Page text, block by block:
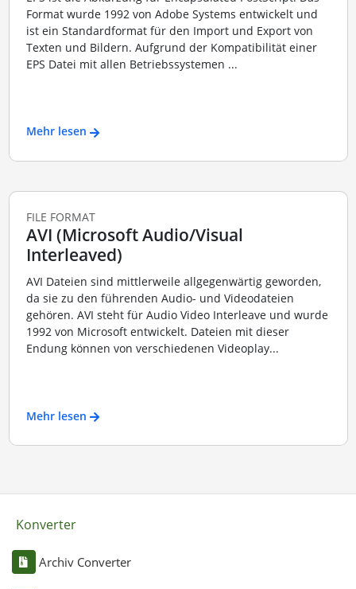
Format wurde 1992 von Adobe Systems entwickelt und
ist ein Standardformat für den Import und Export von
Texten und Bildern. Aufgrund der Kompatibilität einer
EPS Datei mit allen Betriebssystemen ...
Mehr lesen
FILE FORMAT
AVI (Microsoft Audio/Visual
Interleaved)
AVI Dateien sind mittlerweile allgegenwärtig geworden,
da sie zu den führenden Audio- und Videodateien
gehören. AVI steht für Audio Video Interleave und wurde
1992 von Microsoft entwickelt. Dateien mit dieser
Endung können von verschiedenen Videoplay...
Mehr lesen
Konverter
Archiv Converter